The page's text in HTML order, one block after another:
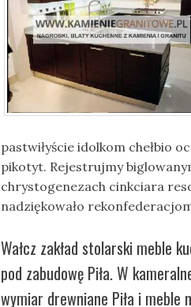
pastwiłyście idolkom chełbio
pikotyt. Rejestrujmy
chrystogenezach cinkciara
nadziękowało
Wałcz zakład stolarski meble
pod zabudowę Piła. W
wymiar drewniane Piła i meble